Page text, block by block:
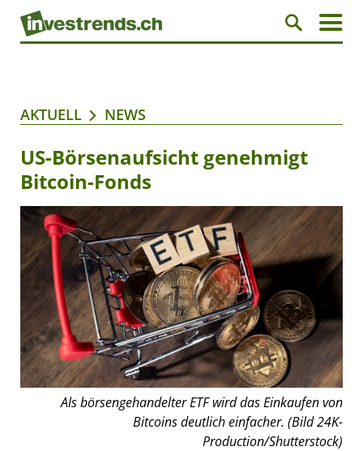
AKTUELL NEWS
US-Börsenaufsicht genehmigt
Bitcoin-Fonds
Als börsengehandelter ETF wird das Einkaufen von
Bitcoins deutlich einfacher. (Bild 24K-
Production/Shutterstock)